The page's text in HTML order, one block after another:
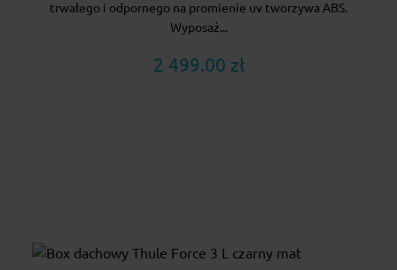
trwałego i odpornego na promienie uv tworzywa ABS.
Wyposaż...
2 499.00 zł